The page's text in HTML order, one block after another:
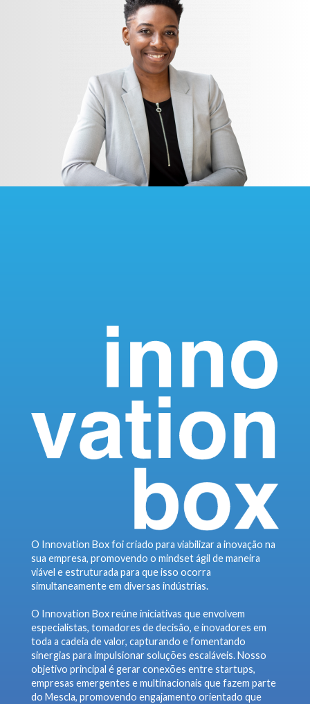
O Innovation Box foi criado para viabilizar a inovação na
sua empresa, promovendo o mindset ágil de maneira
viável e estruturada para que isso ocorra
simultaneamente em diversas indústrias.
O Innovation Box reúne iniciativas que envolvem
especialistas, tomadores de decisão, e inovadores em
toda a cadeia de valor, capturando e fomentando
sinergias para impulsionar soluções escaláveis. Nosso
objetivo principal é gerar conexões entre startups,
empresas emergentes e multinacionais que fazem parte
do Mescla, promovendo engajamento orientado que